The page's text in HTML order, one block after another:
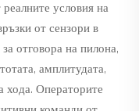
условия на
от сензори в
отговора на пилона,
амплитудата,
хода. Операторите